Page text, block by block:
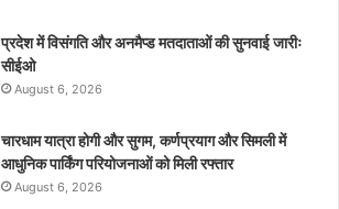
प्रदेश में विसंगति और अनमैप्ड मतदाताओं की सुनवाई जारीः
सीईओ
August 6, 2026
चारधाम यात्रा होगी और सुगम, कर्णप्रयाग और सिमली में
आधुनिक पार्किंग परियोजनाओं को मिली रफ्तार
August 6, 2026